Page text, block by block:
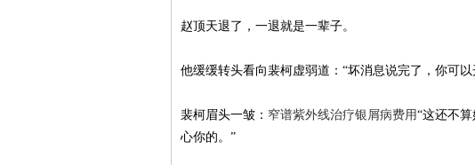
赵顶天退了，一退就是一辈子。
他缓缓转头看向裴柯虚弱道：“坏消息说完了，你可
裴柯眉头一皱： 窄谱紫外线治疗银屑病费用“这还不
心你的。”